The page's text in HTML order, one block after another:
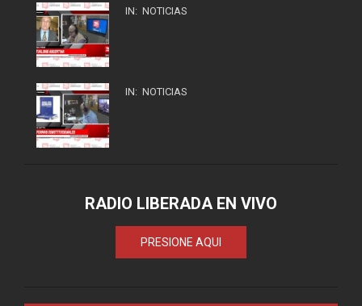
IN: NOTICIAS
IN: NOTICIAS
RADIO LIBERADA EN VIVO
PRESIONE AQUI